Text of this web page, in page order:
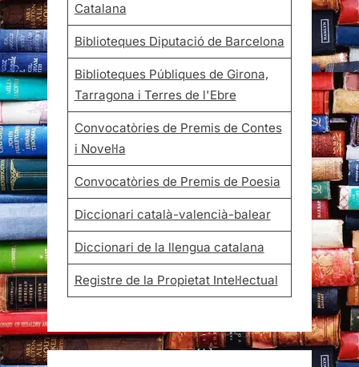
Catalana
Biblioteques Diputació de Barcelona
Biblioteques Públiques de Girona,
Tarragona i Terres de l'Ebre
Convocatòries de Premis de Contes
i Novel·la
Convocatòries de Premis de Poesia
Diccionari català-valencià-balear
Diccionari de la llengua catalana
Registre de la Propietat Intel·lectual